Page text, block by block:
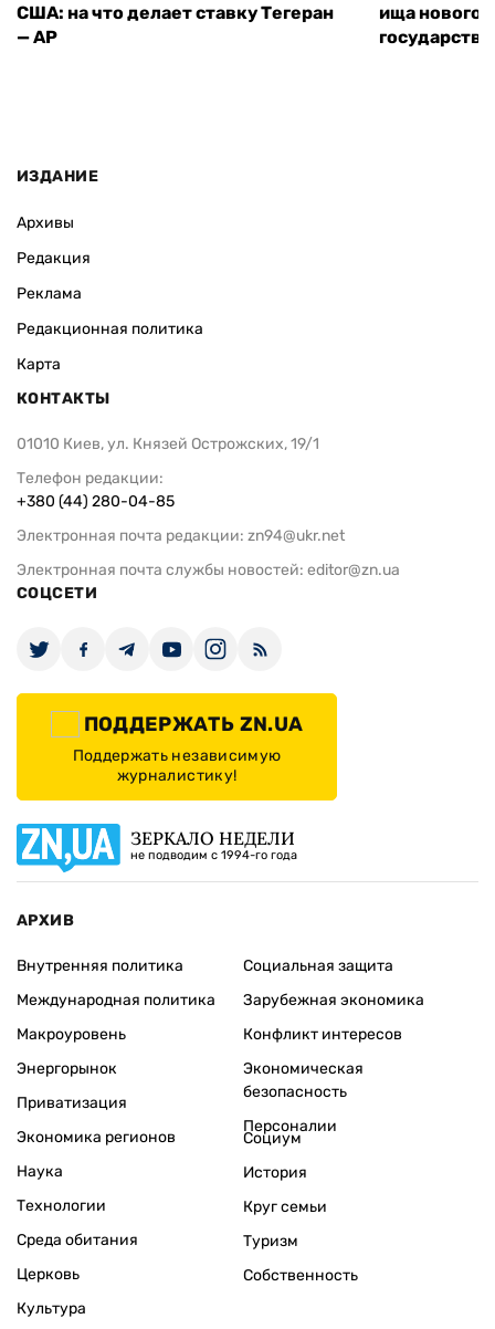
США: на что делает ставку Тегеран
— AP
ища нового
ИЗДАНИЕ
Архивы
Редакция
Реклама
Редакционная политика
Карта
КОНТАКТЫ
01010 Киев, ул. Князей Острожских, 19/1
Телефон редакции:
+380 (44) 280-04-85
Электронная почта редакции: zn94@ukr.net
Электронная почта службы новостей: editor@zn.ua
СОЦСЕТИ
ПОДДЕРЖАТЬ ZN.UA
Поддержать независимую
журналистику!
ЗЕРКАЛО НЕДЕЛИ
не подводим с 1994-го года
АРХИВ
Внутренняя политика
Международная политика
Макроуровень
Энергорынок
Приватизация
Экономика регионов
Социальная защита
Зарубежная экономика
Конфликт интересов
Экономическая
безопасность
Персоналии
Наука
Технологии
Среда обитания
Церковь
Культура
Социум
История
Круг семьи
Туризм
Собственность